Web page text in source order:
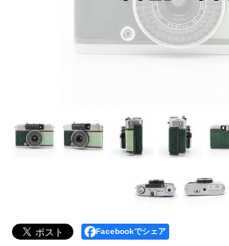
Facebookでシェア